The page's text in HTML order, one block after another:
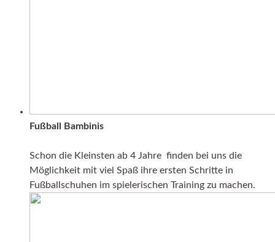
Fußball Bambinis
Schon die Kleinsten ab 4 Jahre finden bei uns die
Möglichkeit mit viel Spaß ihre ersten Schritte in
Fußballschuhen im spielerischen Training zu machen.